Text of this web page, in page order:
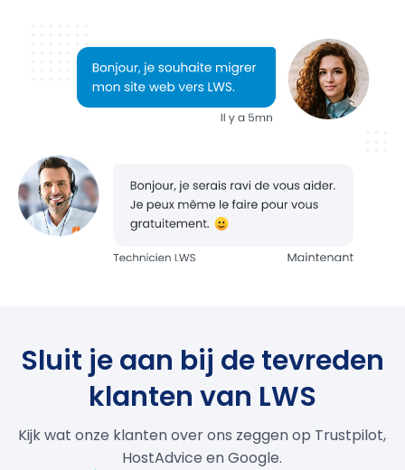
Sluit je aan bij de tevreden
klanten van LWS
Kijk wat onze klanten over ons zeggen op Trustpilot,
HostAdvice en Google.